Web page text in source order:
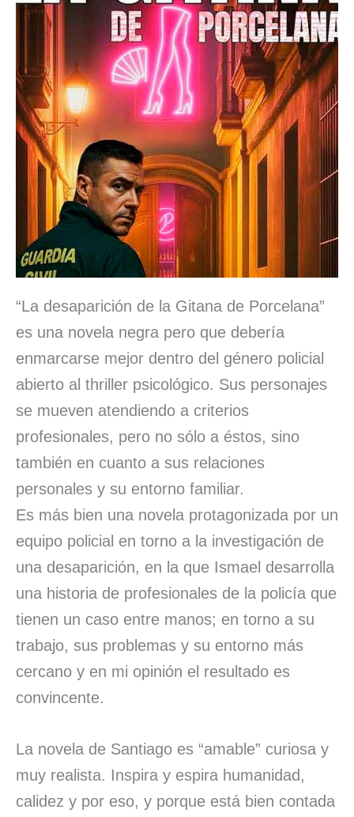
“La desaparición de la Gitana de Porcelana”
es una novela negra pero que debería
enmarcarse mejor dentro del género policial
abierto al thriller psicológico. Sus personajes
se mueven atendiendo a criterios
profesionales, pero no sólo a éstos, sino
también en cuanto a sus relaciones
personales y su entorno familiar.
Es más bien una novela protagonizada por un
equipo policial en torno a la investigación de
una desaparición, en la que Ismael desarrolla
una historia de profesionales de la policía que
tienen un caso entre manos; en torno a su
trabajo, sus problemas y su entorno más
cercano y en mi opinión el resultado es
convincente.
La novela de Santiago es “amable” curiosa y
muy realista. Inspira y espira humanidad,
calidez y por eso, y porque está bien contada